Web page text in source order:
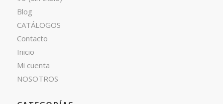
Blog
CATÁLOGOS
Contacto
Inicio
Mi cuenta
NOSOTROS